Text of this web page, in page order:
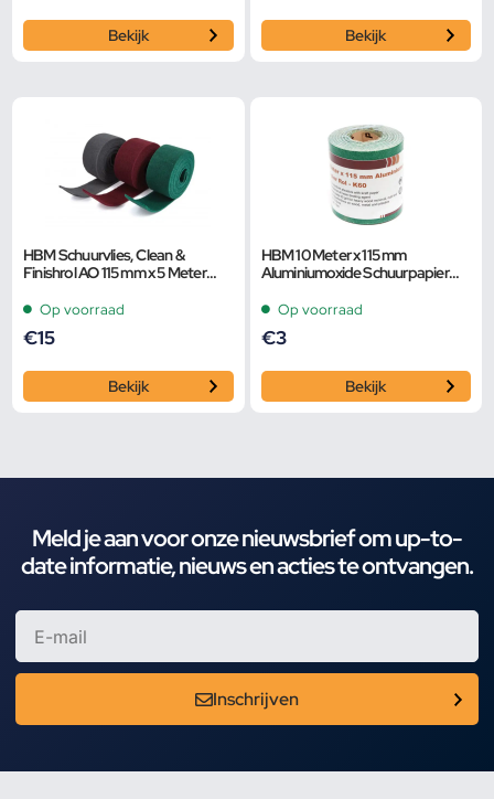
Bekijk Bekijk
HBM Schuurvlies, Clean &
Finishrol AO 115 mm x 5 Meter
Op voorraad
€15
Bekijk
HBM 10 Meter x 115 mm
Aluminiumoxide Schuurpapier
Op voorraad
€3
Bekijk
Meld je aan voor onze nieuwsbrief om up-to-
date informatie, nieuws en acties te ontvangen.
Inschrijven